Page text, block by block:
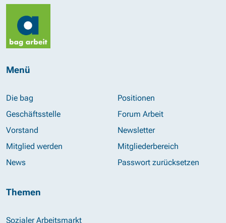
Menü
Die bag
Geschäftsstelle
Vorstand
Mitglied werden
News
Positionen
Forum Arbeit
Newsletter
Mitgliederbereich
Passwort zurücksetzen
Themen
Sozialer Arbeitsmarkt